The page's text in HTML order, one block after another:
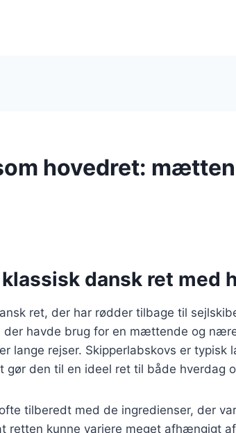
hovedret:
dansk ret med
ret, der har rødder tilbage til
havde brug for en mættende og
lange rejser. Skipperlabskovs er typisk
gør den til en ideel ret til både hverdag
tilberedt med de ingredienser, der
retten kunne variere meget afhængigt